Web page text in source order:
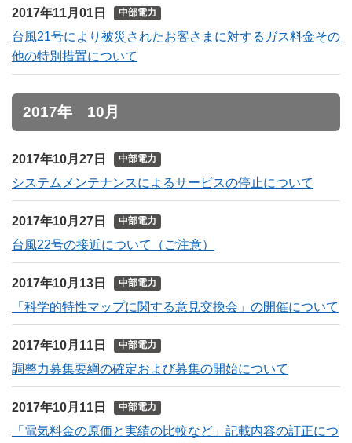
2017年11月01日 中部電力
台風21号により被災されたお客さまに対するガス料金その
他の特別措置について
2017年 10月
2017年10月27日 中部電力
システムメンテナンスによるサービスの停止について
2017年10月27日 中部電力
台風22号の接近について（ご注意）
2017年10月13日 中部電力
「科学的特性マップに関する意見交換会」の開催について
2017年10月11日 中部電力
調整力募集要綱の確定および募集の開始について
2017年10月11日 中部電力
「電気料金の原価と実績の比較など」記載内容の訂正につ